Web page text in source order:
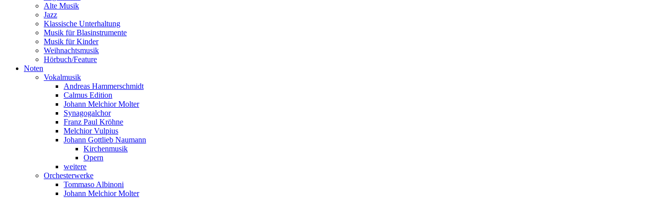
Alte Musik
Jazz
Klassische Unterhaltung
Musik für Blasinstrumente
Musik für Kinder
Weihnachtsmusik
Hörbuch/Feature
Noten
Vokalmusik
Andreas Hammerschmidt
Calmus Edition
Johann Melchior Molter
Synagogalchor
Franz Paul Kröhne
Melchior Vulpius
Johann Gottlieb Naumann
Kirchenmusik
Opern
weitere
Orchesterwerke
Tommaso Albinoni
Johann Melchior Molter